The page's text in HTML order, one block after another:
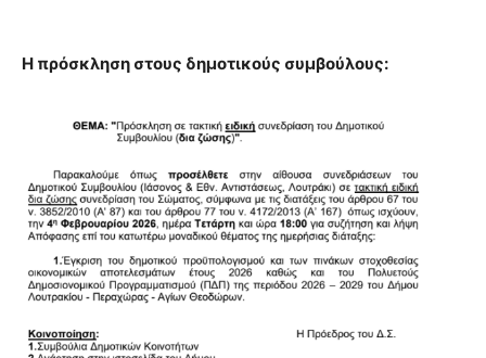
Η πρόσκληση στους δημοτικούς συμβούλους: